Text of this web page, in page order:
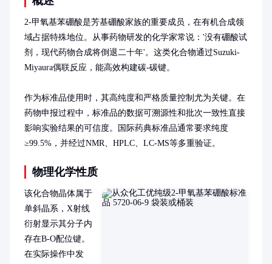
2-甲氧基苯硼酸是芳基硼酸家族的重要成员，在有机合成领
域占据特殊地位。从事药物研发的化学家常说：'没有硼酸试
剂，现代药物合成将倒退二十年'。这类化合物通过Suzuki-
Miyaura偶联反应，能高效构建碳-碳键。
作为标准品使用时，其高纯度和严格质量控制尤为关键。在
药物申报过程中，标准品的数据可溯源性和批次一致性直接
影响实验结果的可信度。国际药典标准品通常要求纯度
≥99.5%，并经过NMR、HPLC、LC-MS等多重验证。
物理化学性质
该化合物晶体属于
单斜晶系，X射线
衍射显示其分子内
存在B-O配位键。
在实际操作中发